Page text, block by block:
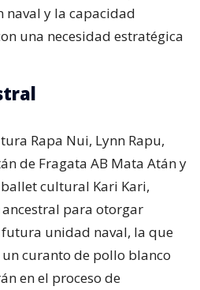
naval y la capacidad
una necesidad estratégica
Rapa Nui, Lynn Rapu,
de Fragata AB Mata Atán y
cultural Kari Kari,
para otorgar
unidad naval, la que
curanto de pollo blanco
en el proceso de